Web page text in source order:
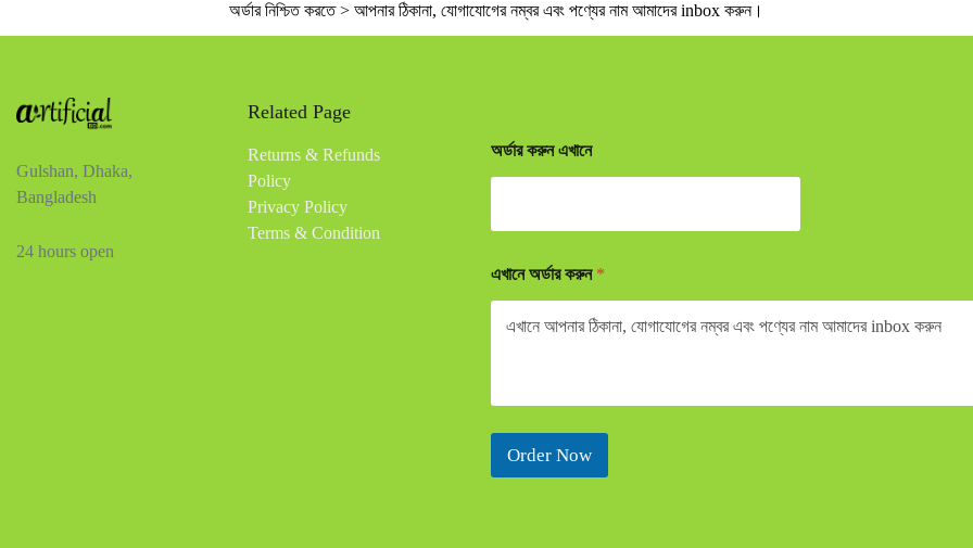
অর্ডার নিশ্চিত করতে > আপনার ঠিকানা, যোগাযোগের নম্বর এবং পণ্যের নাম আমাদের inbox করুন।
Gulshan, Dhaka,
Bangladesh
24 hours open
Related Page
Returns & Refunds
Policy
Privacy Policy
Terms & Condition
অর্ডার করুন এখানে
এখানে অর্ডার করুন *
Order Now